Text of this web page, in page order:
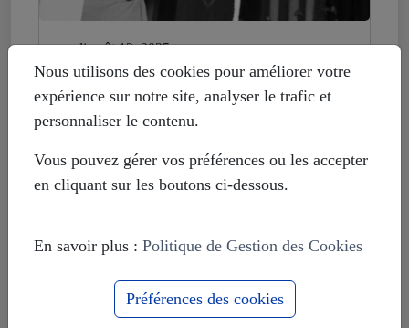
mardi août 12, 2025
Histoire déformée : les Européistes
veulent fonder leur unité sur la
russophobie
Nous utilisons des cookies pour améliorer votre
expérience sur notre site, analyser le trafic et
personnaliser le contenu.
Vous pouvez gérer vos préférences ou les accepter
en cliquant sur les boutons ci-dessous.
En savoir plus : Politique de Gestion des Cookies
Préférences des cookies